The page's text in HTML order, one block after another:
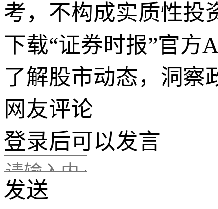
考，不构成实质性投
下载“证券时报”官方
了解股市动态，洞察
网友评论
登录后可以发言
发送